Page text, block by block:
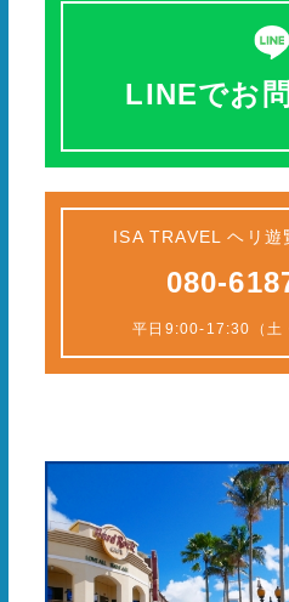
LINEでお
ISA TRAVEL ヘリ遊
080-
平日9:00-17:30（土